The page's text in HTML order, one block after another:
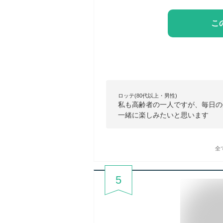
こ
ロッテ(80代以上・男性)
私も高齢者の一人ですが、毎日
一緒に楽しみたいと思います
全
5